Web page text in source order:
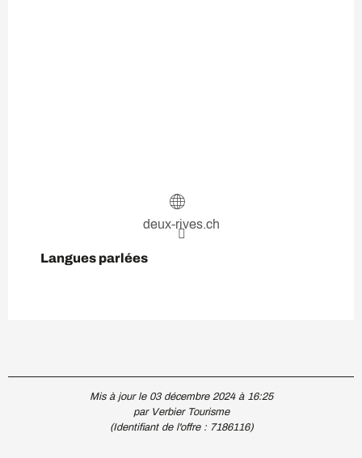
deux-rives.ch
Langues parlées
Langues parlées
Mis à jour le 03 décembre 2024 à 16:25
par Verbier Tourisme
(Identifiant de l'offre : 7186116)